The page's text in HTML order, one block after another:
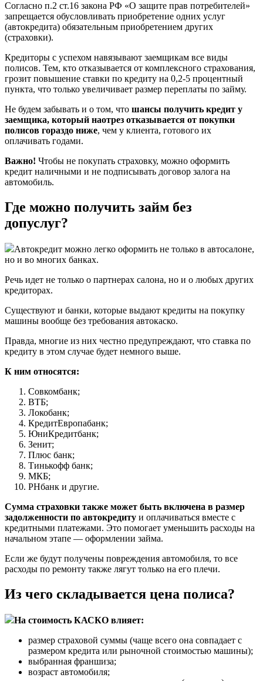
Согласно п.2 ст.16 закона РФ «О защите прав потребителей»
запрещается обусловливать приобретение одних услуг
(автокредита) обязательным приобретением других
(страховки).
Кредиторы с успехом навязывают заемщикам все виды
полисов. Тем, кто отказывается от комплексного страхования,
грозит повышение ставки по кредиту на 0,2-5 процентный
пункта, что только увеличивает размер переплаты по займу.
Не будем забывать и о том, что шансы получить кредит у
заемщика, который наотрез отказывается от покупки
полисов гораздо ниже, чем у клиента, готового их
оплачивать годами.
Важно! Чтобы не покупать страховку, можно оформить
кредит наличными и не подписывать договор залога на
автомобиль.
Где можно получить займ без
допуслуг?
Автокредит можно легко оформить не только в автосалоне,
но и во многих банках.
Речь идет не только о партнерах салона, но и о любых других
кредиторах.
Существуют и банки, которые выдают кредиты на покупку
машины вообще без требования автокаско.
Правда, многие из них честно предупреждают, что ставка по
кредиту в этом случае будет немного выше.
К ним относятся:
Совкомбанк;
ВТБ;
Локобанк;
КредитЕвропабанк;
ЮниКредитбанк;
Зенит;
Плюс банк;
Тинькофф банк;
МКБ;
РНбанк и другие.
Сумма страховки также может быть включена в размер
задолженности по автокредиту и оплачиваться вместе с
кредитными платежами. Это помогает уменьшить расходы на
начальном этапе — оформлении займа.
Если же будут получены повреждения автомобиля, то все
расходы по ремонту также лягут только на его плечи.
Из чего складывается цена полиса?
На стоимость КАСКО влияет:
размер страховой суммы (чаще всего она совпадает с
размером кредита или рыночной стоимостью машины);
выбранная франшиза;
возраст автомобиля;